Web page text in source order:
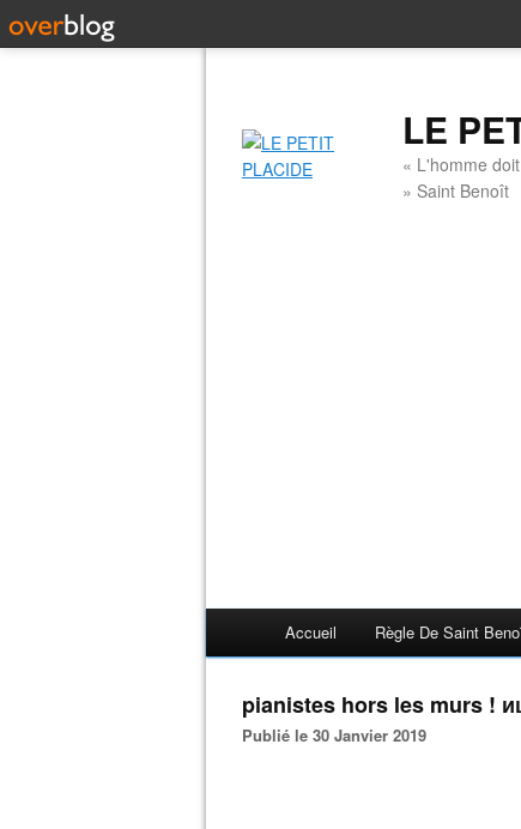
LE
« L'homme
» Saint Benoît
Accueil Règle De Saint
pianistes hors les murs !
Publié le 30 Janvier 2019